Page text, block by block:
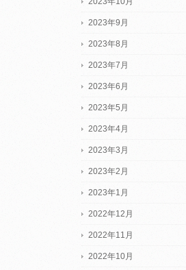
2023年9月
2023年8月
2023年7月
2023年6月
2023年5月
2023年4月
2023年3月
2023年2月
2023年1月
2022年12月
2022年11月
2022年10月